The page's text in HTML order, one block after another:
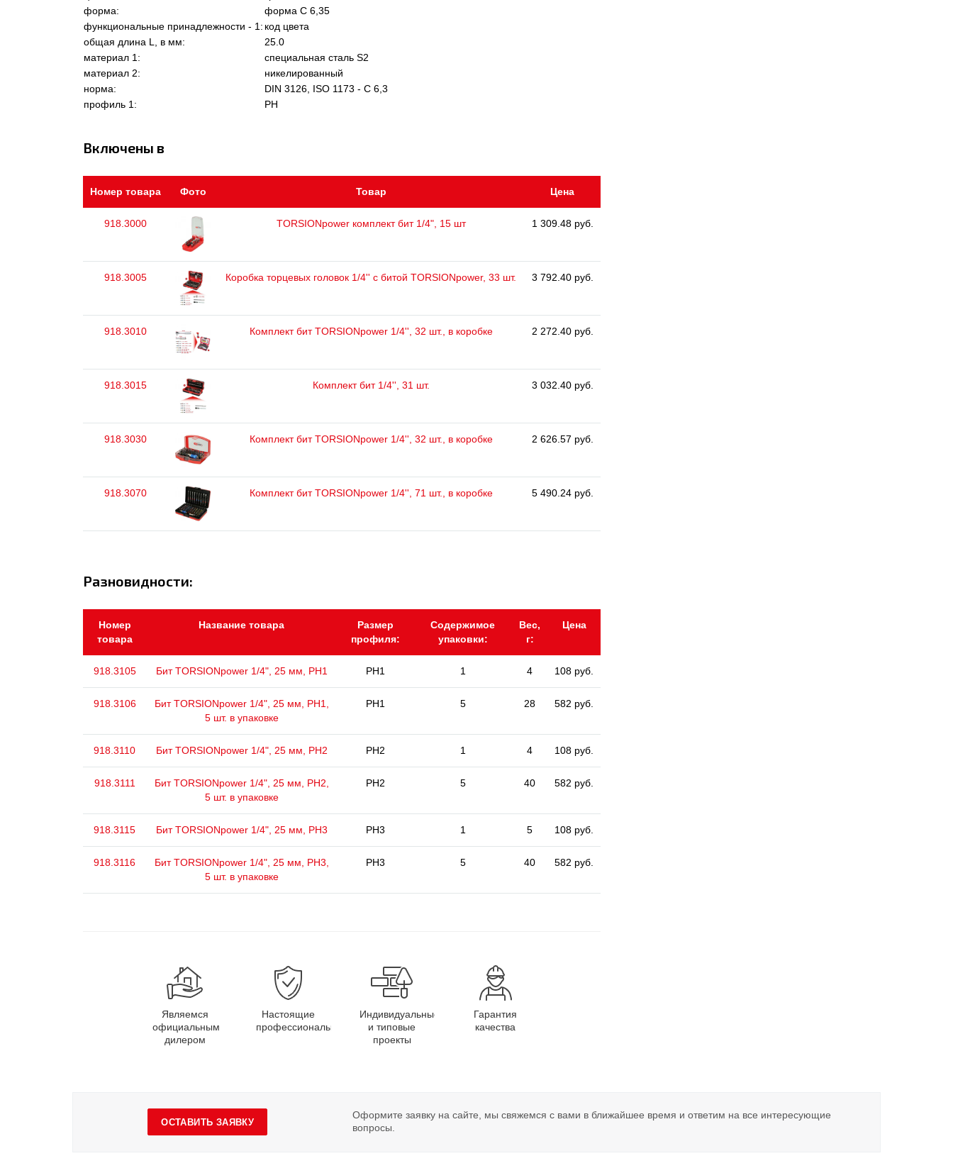
форма:
форма C 6,35
функциональные принадлежности - 1: код цвета
общая длина L, в мм:
25.0
материал 1:
специальная сталь S2
материал 2:
никелированный
норма:
DIN 3126, ISO 1173 - C 6,3
профиль 1:
PH
Включены в
Номер товара Фото Товар Цена
918.3000 TORSIONpower комплект бит 1/4", 15 шт 1 309.48 руб.
918.3005 Коробка торцевых головок 1/4'' с битой TORSIONpower, 33 шт. 3 792.40 руб.
918.3010 Комплект бит TORSIONpower 1/4'', 32 шт., в коробке 2 272.40 руб.
918.3015 Комплект бит 1/4'', 31 шт. 3 032.40 руб.
918.3030 Комплект бит TORSIONpower 1/4'', 32 шт., в коробке 2 626.57 руб.
918.3070 Комплект бит TORSIONpower 1/4'', 71 шт., в коробке 5 490.24 руб.
Разновидности:
Номер
товара
Название товара
Размер
профиля:
Содержимое
упаковки:
Вес,
г:
Цена
918.3105 Бит TORSIONpower 1/4", 25 мм, PH1 PH1 1 4 108 руб.
918.3106
Бит TORSIONpower 1/4", 25 мм, PH1,
5 шт. в упаковке
PH1 5 28 582 руб.
918.3110 Бит TORSIONpower 1/4", 25 мм, PH2 PH2 1 4 108 руб.
918.3111
Бит TORSIONpower 1/4", 25 мм, PH2,
5 шт. в упаковке
PH2 5 40 582 руб.
918.3115 Бит TORSIONpower 1/4", 25 мм, PH3 PH3 1 5 108 руб.
918.3116
Бит TORSIONpower 1/4", 25 мм, PH3,
5 шт. в упаковке
PH3 5 40 582 руб.
Являемся
официальным
дилером
Настоящие
профессионалы
Индивидуальные
и типовые
проекты
Гарантия
качества
ОСТАВИТЬ ЗАЯВКУ
Оформите заявку на сайте, мы свяжемся с вами в ближайшее время и ответим на все интересующие
вопросы.